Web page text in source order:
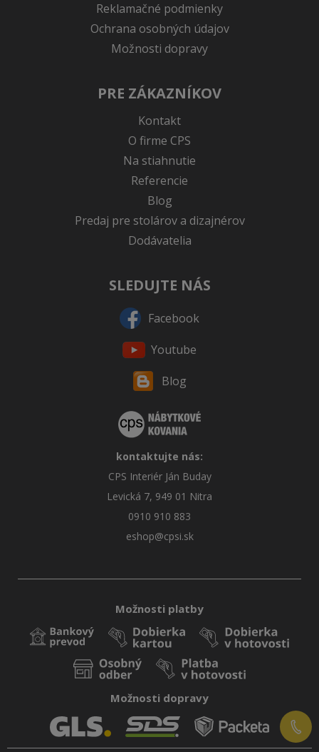
Reklamačné podmienky
Ochrana osobných údajov
Možnosti dopravy
PRE ZÁKAZNÍKOV
Kontakt
O firme CPS
Na stiahnutie
Referencie
Blog
Predaj pre stolárov a dizajnérov
Dodávatelia
SLEDUJTE NÁS
Facebook
Youtube
Blog
kontaktujte nás:
CPS Interiér Ján Buday
Levická 7, 949 01 Nitra
0910 910 883
eshop@cpsi.sk
Možnosti platby
Možnosti dopravy